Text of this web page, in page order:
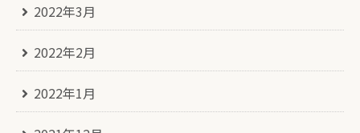
2022年3月
2022年2月
2022年1月